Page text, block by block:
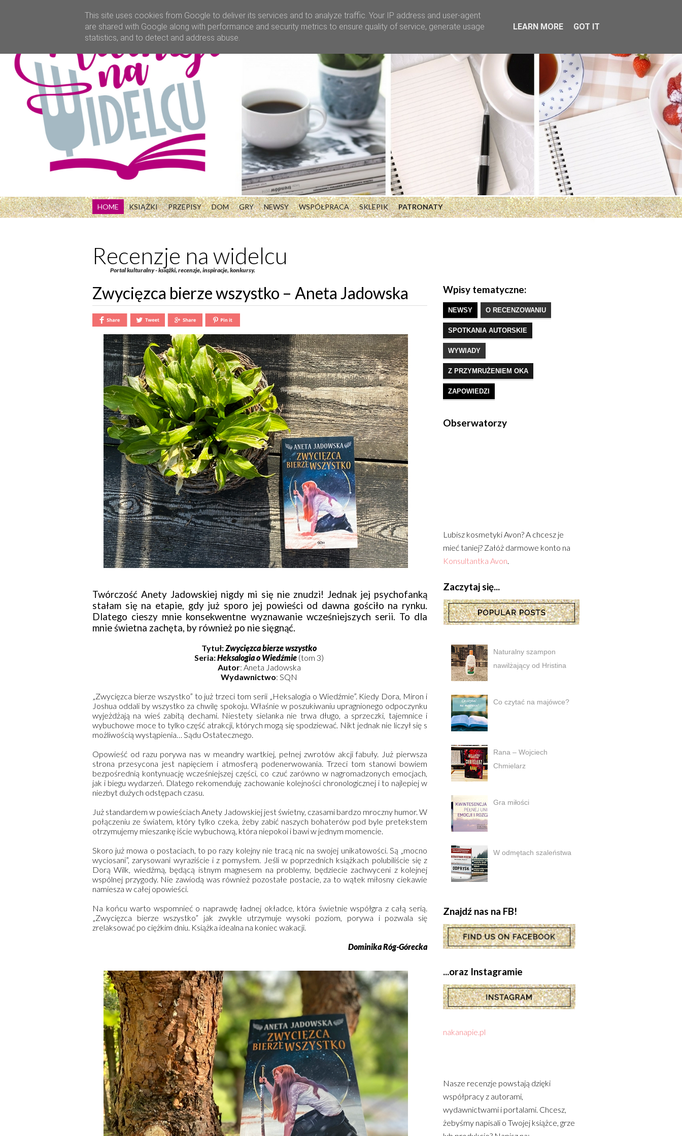
HOME KSIĄŻKI PRZEPISY DOM GRY NEWSY WSPÓŁPRACA SKLEPIK PATRONATY
Recenzje na widelcu
Portal kulturalny - książki, recenzje, inspiracje, konkursy.
Zwycięzca bierze wszystko – Aneta Jadowska
Twórczość Anety Jadowskiej nigdy mi się nie znudzi! Jednak jej psychofanką
stałam się na etapie, gdy już sporo jej powieści od dawna gościło na rynku.
Dlatego cieszy mnie konsekwentne wyznawanie wcześniejszych serii. To dla
mnie świetna zachęta, by również po nie sięgnąć.
Tytuł:Zwycięzca bierze wszystko
Seria:Heksalogia o Wiedźmie (tom 3)
Autor: Aneta Jadowska
Wydawnictwo: SQN
„Zwycięzca bierze wszystko” to już trzeci tom serii „Heksalogia o Wiedźmie”. Kiedy Dora, Miron i
Joshua oddali by wszystko za chwilę spokoju. Właśnie w poszukiwaniu upragnionego odpoczynku
wyjeżdżają na wieś zabitą dechami. Niestety sielanka nie trwa długo, a sprzeczki, tajemnice i
wybuchowe moce to tylko część atrakcji, których mogą się spodziewać. Nikt jednak nie liczył się s
możliwością wystąpienia… Sądu Ostatecznego.
Opowieść od razu porywa nas w meandry wartkiej, pełnej zwrotów akcji fabuły. Już pierwsza
strona przesycona jest napięciem i atmosferą podenerwowania. Trzeci tom stanowi bowiem
bezpośrednią kontynuację wcześniejszej części, co czuć zarówno w nagromadzonych emocjach,
jak i biegu wydarzeń. Dlatego rekomenduję zachowanie kolejności chronologicznej i to najlepiej w
niezbyt dużych odstępach czasu.
Już standardem w powieściach Anety Jadowskiej jest świetny, czasami bardzo mroczny humor. W
połączeniu ze światem, który tylko czeka, żeby zabić naszych bohaterów pod byle pretekstem
otrzymujemy mieszankę iście wybuchową, która niepokoi i bawi w jednym momencie.
Skoro już mowa o postaciach, to po razy kolejny nie tracą nic na swojej unikatowości. Są „mocno
wyciosani”, zarysowani wyraziście i z pomysłem. Jeśli w poprzednich książkach polubiliście się z
Dorą Wilk, wiedźmą, będącą istnym magnesem na problemy, będziecie zachwyceni z kolejnej
wspólnej przygody. Nie zawiodą was również pozostałe postacie, za to wątek miłosny ciekawie
namiesza w całej opowieści.
Na końcu warto wspomnieć o naprawdę ładnej okładce, która świetnie współgra z całą serią.
„Zwycięzca bierze wszystko” jak zwykle utrzymuje wysoki poziom, porywa i pozwala się
zrelaksować po ciężkim dniu. Książka idealna na koniec wakacji.
Dominika Róg-Górecka
Wpisy tematyczne:
NEWSY O RECENZOWANIU
SPOTKANIA AUTORSKIE
WYWIADY
Z PRZYMRUŻENIEM OKA
ZAPOWIEDZI
Obserwatorzy
Lubisz kosmetyki Avon? A chcesz je
mieć taniej? Załóż darmowe konto na
Konsultantka Avon.
Zaczytaj się...
Naturalny szampon
nawilżający od Hristina
Co czytać na majówce?
Rana – Wojciech
Chmielarz
Gra miłości
W odmętach szaleństwa
Znajdź nas na FB!
...oraz Instagramie
nakanapie.pl
Nasze recenzje powstają dzięki
współpracy z autorami,
wydawnictwami i portalami. Chcesz,
żebyśmy napisali o Twojej książce, grze
This site uses cookies from Google to deliver its services and to analyze traffic. Your IP address and user-agent
are shared with Google along with performance and security metrics to ensure quality of service, generate usage
statistics, and to detect and address abuse.
LEARN MORE GOT IT